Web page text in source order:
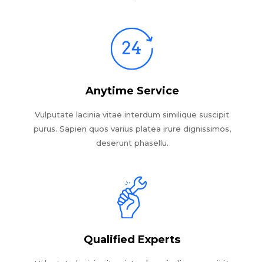
Anytime Service
Vulputate lacinia vitae interdum similique suscipit
purus. Sapien quos varius platea irure dignissimos,
deserunt phasellu.
Qualified Experts